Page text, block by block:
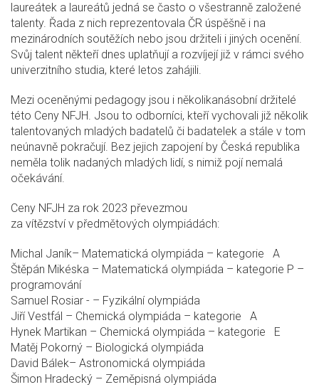
laureátek a laureátů jedná se často o všestranně založené
talenty. Řada z nich reprezentovala ČR úspěšně i na
mezinárodních soutěžích nebo jsou držiteli i jiných ocenění.
Svůj talent někteří dnes uplatňují a rozvíjejí již v rámci svého
univerzitního studia, které letos zahájili.
Mezi oceněnými pedagogy jsou i několikanásobní držitelé
této Ceny NFJH. Jsou to odborníci, kteří vychovali již několik
talentovaných mladých badatelů či badatelek a stále v tom
neúnavně pokračují. Bez jejich zapojení by Česká republika
neměla tolik nadaných mladých lidí, s nimiž pojí nemalá
očekávání.
Ceny NFJH za rok 2023 převezmou
za vítězství v předmětových olympiádách:
Michal Janík– Matematická olympiáda – kategorie A
Štěpán Mikéska – Matematická olympiáda – kategorie P –
programování
Samuel Rosiar - – Fyzikální olympiáda
Jiří Vestfál – Chemická olympiáda – kategorie A
Hynek Martikan – Chemická olympiáda – kategorie E
Matěj Pokorný – Biologická olympiáda
David Bálek– Astronomická olympiáda
Šimon Hradecký – Zeměpisná olympiáda